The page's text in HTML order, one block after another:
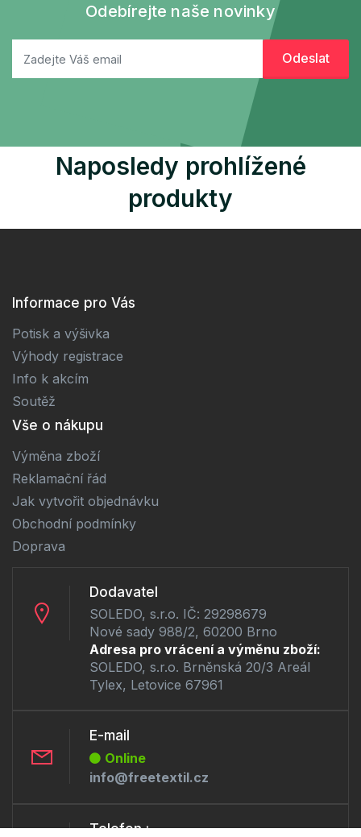
Odebírejte naše novinky
Naposledy prohlížené
produkty
Informace pro Vás
Potisk a výšivka
Výhody registrace
Info k akcím
Soutěž
Vše o nákupu
Výměna zboží
Reklamační řád
Jak vytvořit objednávku
Obchodní podmínky
Doprava
Dodavatel
SOLEDO, s.r.o. IČ: 29298679
Nové sady 988/2, 60200 Brno
Adresa pro vrácení a výměnu zboží:
SOLEDO, s.r.o. Brněnská 20/3 Areál
Tylex, Letovice 67961
E-mail
Online
info@freetextil.cz
Telefon :